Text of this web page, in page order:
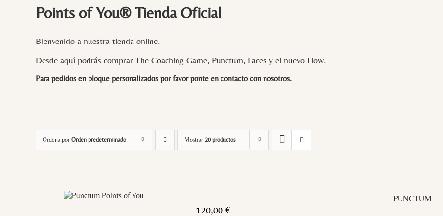
Points of You® Tienda Oficial
Bienvenido a nuestra tienda online.
Desde aquí podrás comprar The Coaching Game, Punctum, Faces y el nuevo Flow.
Para pedidos en bloque personalizados por favor ponte en contacto con nosotros.
Ordena por Orden predeterminado Mostrar 20 productos
PUNCTUM
120,00 €